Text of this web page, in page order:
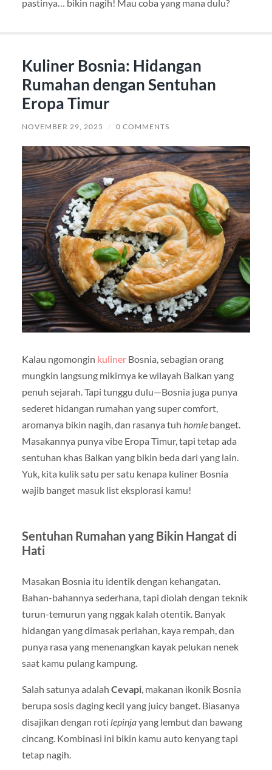
pastinya… bikin nagih! Mau coba yang mana dulu?
Kuliner Bosnia: Hidangan
Rumahan dengan Sentuhan
Eropa Timur
NOVEMBER 29, 2025 / 0 COMMENTS
Kalau ngomongin kulinerBosnia, sebagian orang
mungkin langsung mikirnya ke wilayah Balkan yang
penuh sejarah. Tapi tunggu dulu—Bosnia juga punya
sederet hidangan rumahan yang super comfort,
aromanya bikin nagih, dan rasanya tuh homiebanget.
Masakannya punya vibe Eropa Timur, tapi tetap ada
sentuhan khas Balkan yang bikin beda dari yang lain.
Yuk, kita kulik satu per satu kenapa kuliner Bosnia
wajib banget masuk list eksplorasi kamu!
Sentuhan Rumahan yang Bikin Hangat di
Hati
Masakan Bosnia itu identik dengan kehangatan.
Bahan-bahannya sederhana, tapi diolah dengan teknik
turun-temurun yang nggak kalah otentik. Banyak
hidangan yang dimasak perlahan, kaya rempah, dan
punya rasa yang menenangkan kayak pelukan nenek
saat kamu pulang kampung.
Salah satunya adalah Cevapi, makanan ikonik Bosnia
berupa sosis daging kecil yang juicy banget. Biasanya
disajikan dengan roti lepinjayang lembut dan bawang
cincang. Kombinasi ini bikin kamu auto kenyang tapi
tetap nagih.